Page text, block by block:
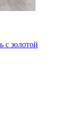
с золотой